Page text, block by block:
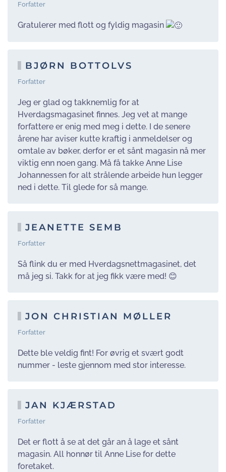
Forfatter
Gratulerer med flott og fyldig magasin
BJØRN BOTTOLVS
Forfatter
Jeg er glad og takknemlig for at
Hverdagsmagasinet finnes. Jeg vet at mange
forfattere er enig med meg i dette. I de senere
årene har aviser kutte kraftig i anmeldelser og
omtale av bøker, derfor er et sånt magasin nå mer
viktig enn noen gang. Må få takke Anne Lise
Johannessen for alt strålende arbeide hun legger
ned i dette. Til glede for så mange.
JEANETTE SEMB
Forfatter
Så flink du er med Hverdagsnettmagasinet, det
må jeg si. Takk for at jeg fikk være med! 😊
JON CHRISTIAN MØLLER
Forfatter
Dette ble veldig fint! For øvrig et svært godt
nummer - leste gjennom med stor interesse.
JAN KJÆRSTAD
Forfatter
Det er flott å se at det går an å lage et sånt
magasin. All honnør til Anne Lise for dette
foretaket.